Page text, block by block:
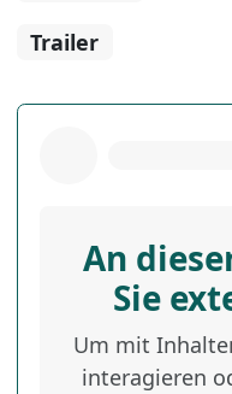
Trailer
An
Sie
Um mit
interagieren